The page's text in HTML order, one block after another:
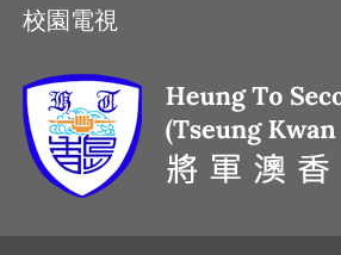
校園電視